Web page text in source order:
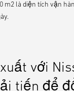
m2 là diện tích vận
với
tiến để